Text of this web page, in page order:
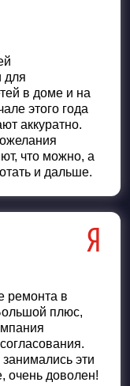
для
в доме и на
этого года
аккуратно.
что можно, а
и дальше.
ремонта в
плюс,
эти
очень доволен!